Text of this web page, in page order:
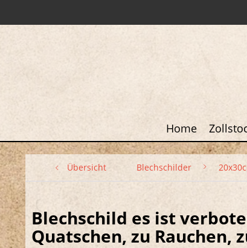
Home
Übersicht Blechschilder
Blechschild es ist
Quatschen, zu Rauchen,